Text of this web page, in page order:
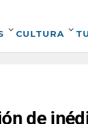
CULTURA
de